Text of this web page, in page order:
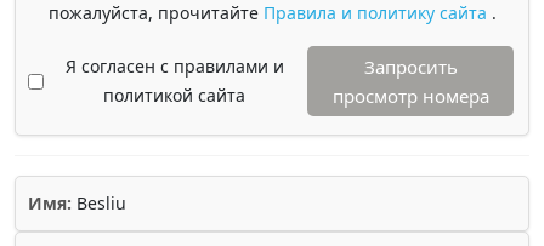
пожалуйста, прочитайте Правила и политику сайта .
Я согласен с правилами и
политикой сайта
Запросить
просмотр номера
Имя: Besliu